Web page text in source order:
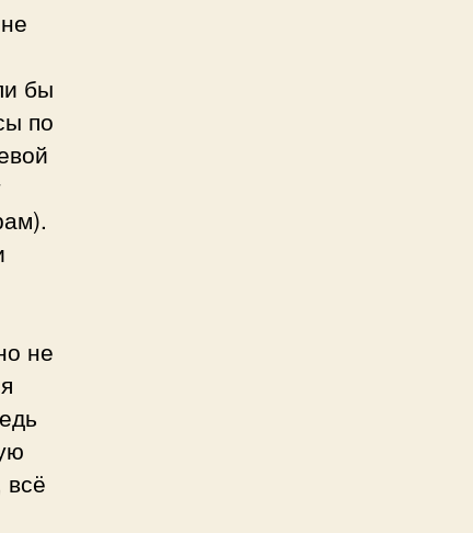
бы
по
не
всё